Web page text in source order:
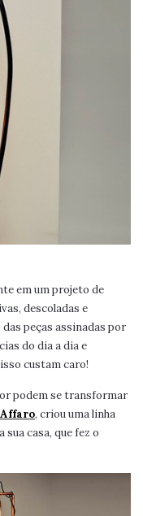
em um projeto de
descoladas e
peças assinadas por
do dia a dia e
custam caro!
podem se transformar
, criou uma linha
casa, que fez o